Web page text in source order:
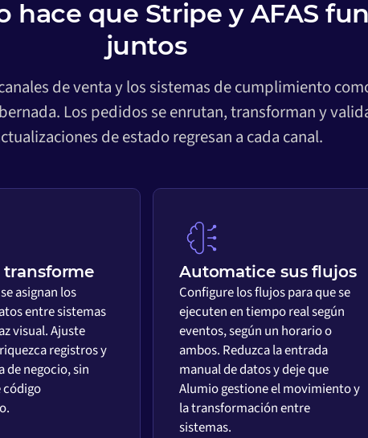
hace que Stripe y AFAS
juntos
de venta y los sistemas de cumplimiento
Los pedidos se enrutan, transforman y
de estado regresan a cada canal.
transforme
asignan los
entre sistemas
visual. Ajuste
registros y
de negocio, sin
código
Automatice sus flujos
Configure los flujos para que se
ejecuten en tiempo real según
eventos, según un horario o
ambos. Reduzca la entrada
manual de datos y deje que
Alumio gestione el movimiento y
la transformación entre
sistemas.